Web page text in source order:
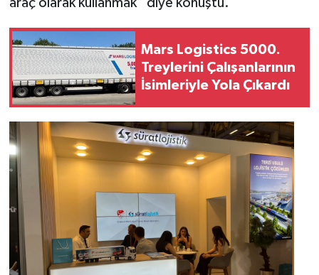
araç olarak kullanmak” diye konuştu.
Mars Logistics 5000.
Treylerini Çalışanlarının
İsimleriyle Yola Çıkardı